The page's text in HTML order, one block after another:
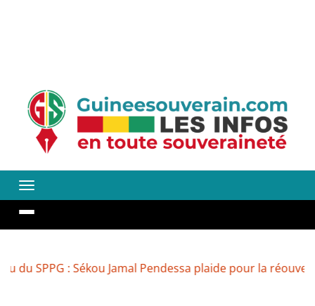
: Sékou Jamal Pendessa plaide pour la réouverture des